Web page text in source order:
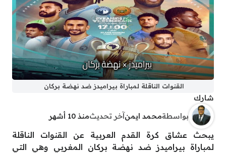
القنوات الناقلة لمباراة بيراميدز ضد نهضة بركان
شارك
بواسطةمحمد ايمنآخر تحديثمنذ 10 أشهر
يبحث عشاق كرة القدم العربية عن القنوات الناقلة
لمباراة بيراميدز ضد نهضة بركان المغربي وهي التي